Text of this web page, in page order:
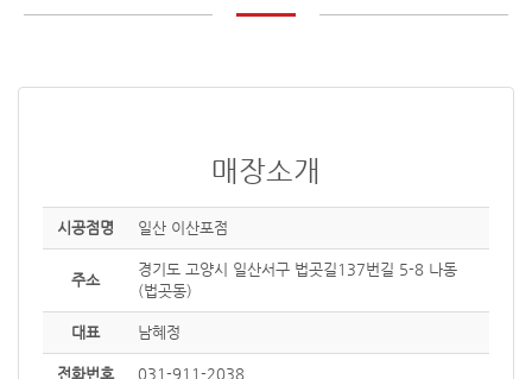
매장소개
시공점명 일산 이산포점
주소
경기도 고양시 일산서구 법곳길137번길 5-8 나동
(법곳동)
대표 남혜정
전화번호 031-911-2038